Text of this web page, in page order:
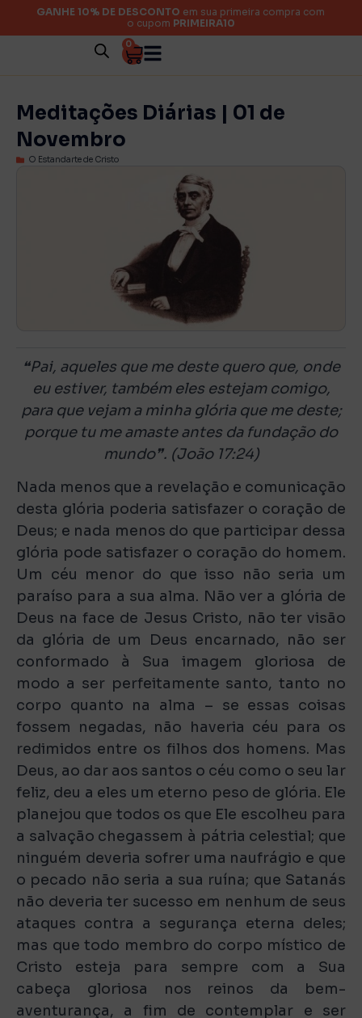
GANHE 10% DE DESCONTO em sua primeira compra com
o cupom PRIMEIRA10
0
Meditações Diárias | 01 de
Novembro
O Estandarte de Cristo
❝Pai, aqueles que me deste quero que, onde
eu estiver, também eles estejam comigo,
para que vejam a minha glória que me deste;
porque tu me amaste antes da fundação do
mundo❞. (João 17:24)
Nada menos que a revelação e comunicação
desta glória poderia satisfazer o coração de
Deus; e nada menos do que participar dessa
glória pode satisfazer o coração do homem.
Um céu menor do que isso não seria um
paraíso para a sua alma. Não ver a glória de
Deus na face de Jesus Cristo, não ter visão
da glória de um Deus encarnado, não ser
conformado à Sua imagem gloriosa de
modo a ser perfeitamente santo, tanto no
corpo quanto na alma – se essas coisas
fossem negadas, não haveria céu para os
redimidos entre os filhos dos homens. Mas
Deus, ao dar aos santos o céu como o seu lar
feliz, deu a eles um eterno peso de glória. Ele
planejou que todos os que Ele escolheu para
a salvação chegassem à pátria celestial; que
ninguém deveria sofrer uma naufrágio e que
o pecado não seria a sua ruína; que Satanás
não deveria ter sucesso em nenhum de seus
ataques contra a segurança eterna deles;
mas que todo membro do corpo místico de
Cristo esteja para sempre com a Sua
cabeça gloriosa nos reinos da bem-
aventurança, a fim de contemplar e ser